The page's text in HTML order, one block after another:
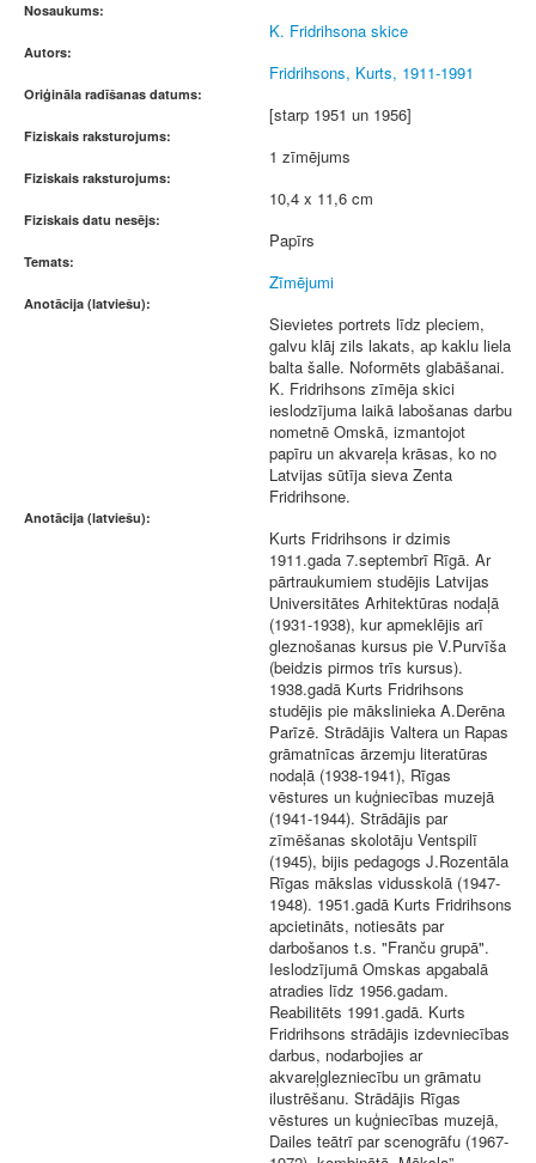
Nosaukums:
K. Fridrihsona skice
Autors:
Fridrihsons, Kurts, 1911-1991
Oriģināla radīšanas datums:
[starp 1951 un 1956]
Fiziskais raksturojums:
1 zīmējums
Fiziskais raksturojums:
10,4 x 11,6 cm
Fiziskais datu nesējs:
Papīrs
Temats:
Zīmējumi
Anotācija (latviešu):
Sievietes portrets līdz pleciem,
galvu klāj zils lakats, ap kaklu liela
balta šalle. Noformēts glabāšanai.
K. Fridrihsons zīmēja skici
ieslodzījuma laikā labošanas darbu
nometnē Omskā, izmantojot
papīru un akvareļa krāsas, ko no
Latvijas sūtīja sieva Zenta
Fridrihsone.
Anotācija (latviešu):
Kurts Fridrihsons ir dzimis
1911.gada 7.septembrī Rīgā. Ar
pārtraukumiem studējis Latvijas
Universitātes Arhitektūras nodaļā
(1931-1938), kur apmeklējis arī
gleznošanas kursus pie V.Purvīša
(beidzis pirmos trīs kursus).
1938.gadā Kurts Fridrihsons
studējis pie mākslinieka A.Derēna
Parīzē. Strādājis Valtera un Rapas
grāmatnīcas ārzemju literatūras
nodaļā (1938-1941), Rīgas
vēstures un kuģniecības muzejā
(1941-1944). Strādājis par
zīmēšanas skolotāju Ventspilī
(1945), bijis pedagogs J.Rozentāla
Rīgas mākslas vidusskolā (1947-
1948). 1951.gadā Kurts Fridrihsons
apcietināts, notiesāts par
darbošanos t.s. "Franču grupā".
Ieslodzījumā Omskas apgabalā
atradies līdz 1956.gadam.
Reabilitēts 1991.gadā. Kurts
Fridrihsons strādājis izdevniecības
darbus, nodarbojies ar
akvareļglezniecību un grāmatu
ilustrēšanu. Strādājis Rīgas
vēstures un kuģniecības muzejā,
Dailes teātrī par scenogrāfu (1967-